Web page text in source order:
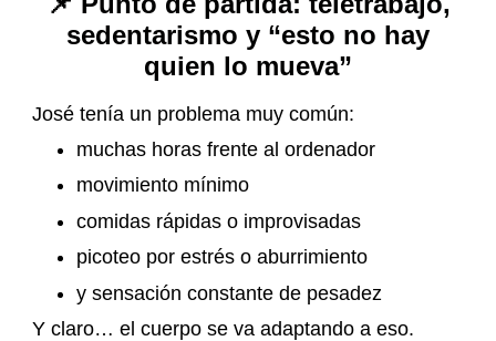
sedentarismo y “esto no hay
quien lo mueva”
José tenía un problema muy común:
muchas horas frente al ordenador
movimiento mínimo
comidas rápidas o improvisadas
picoteo por estrés o aburrimiento
y sensación constante de pesadez
Y claro… el cuerpo se va adaptando a eso.